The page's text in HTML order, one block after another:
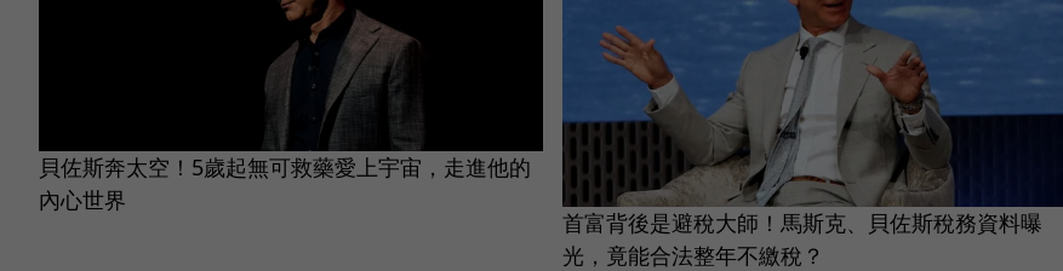
貝佐斯奔太空！5歲起無可救藥愛上宇宙，走進他的
內心世界
首富背後是避稅大師！馬斯克、貝佐斯稅務資料曝
光，竟能合法整年不繳稅？